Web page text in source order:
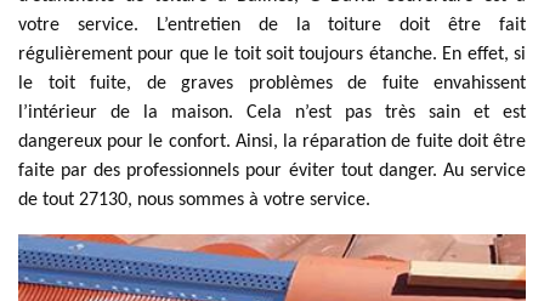
votre service. L’entretien de la toiture doit être fait
régulièrement pour que le toit soit toujours étanche. En effet, si
le toit fuite, de graves problèmes de fuite envahissent
l’intérieur de la maison. Cela n’est pas très sain et est
dangereux pour le confort. Ainsi, la réparation de fuite doit être
faite par des professionnels pour éviter tout danger. Au service
de tout 27130, nous sommes à votre service.